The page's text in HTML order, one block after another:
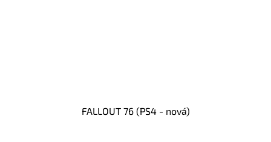
FALLOUT 76 (PS4 - nová)